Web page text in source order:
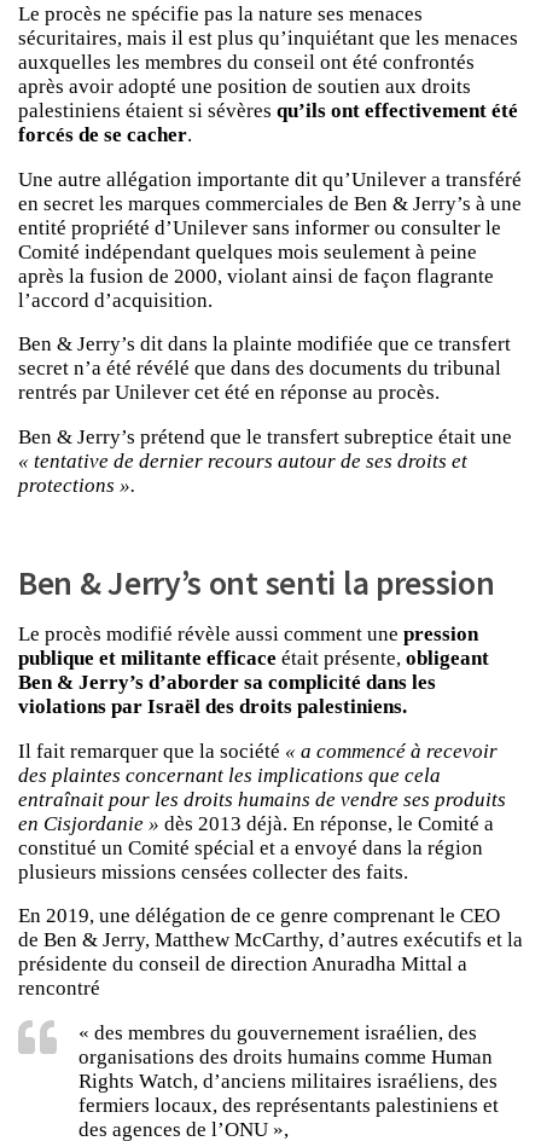
Le procès ne spécifie pas la nature ses menaces
sécuritaires, mais il est plus qu’inquiétant que les menaces
auxquelles les membres du conseil ont été confrontés
après avoir adopté une position de soutien aux droits
palestiniens étaient si sévères qu’ils ont effectivement été
forcés de se cacher.
Une autre allégation importante dit qu’Unilever a transféré
en secret les marques commerciales de Ben & Jerry’s à une
entité propriété d’Unilever sans informer ou consulter le
Comité indépendant quelques mois seulement à peine
après la fusion de 2000, violant ainsi de façon flagrante
l’accord d’acquisition.
Ben & Jerry’s dit dans la plainte modifiée que ce transfert
secret n’a été révélé que dans des documents du tribunal
rentrés par Unilever cet été en réponse au procès.
Ben & Jerry’s prétend que le transfert subreptice était une
« tentative de dernier recours autour de ses droits et
protections ».
Ben & Jerry’s ont senti la pression
Le procès modifié révèle aussi comment une pression
publique et militante efficace était présente, obligeant
Ben & Jerry’s d’aborder sa complicité dans les
violations par Israël des droits palestiniens.
Il fait remarquer que la société « a commencé à recevoir
des plaintes concernant les implications que cela
entraînait pour les droits humains de vendre ses produits
en Cisjordanie » dès 2013 déjà. En réponse, le Comité a
constitué un Comité spécial et a envoyé dans la région
plusieurs missions censées collecter des faits.
En 2019, une délégation de ce genre comprenant le CEO
de Ben & Jerry, Matthew McCarthy, d’autres exécutifs et la
présidente du conseil de direction Anuradha Mittal a
rencontré
« des membres du gouvernement israélien, des
organisations des droits humains comme Human
Rights Watch, d’anciens militaires israéliens, des
fermiers locaux, des représentants palestiniens et
des agences de l’ONU »,